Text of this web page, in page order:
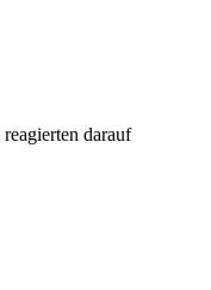
reagierten darauf